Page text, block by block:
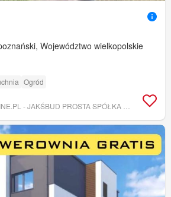
Województwo wielkopolskie
Ogród